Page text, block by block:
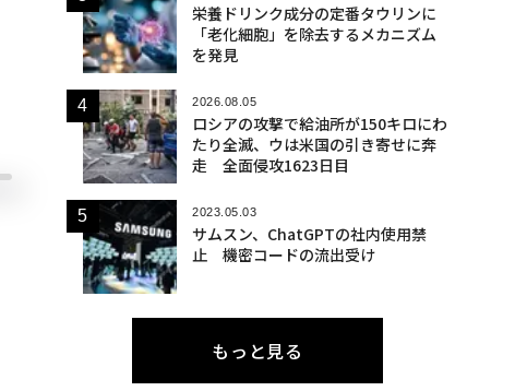
栄養ドリンク成分の定番タウリンに
「老化細胞」を除去するメカニズム
を発見
2026.08.05
ロシアの攻撃で給油所が150キロにわ
たり全滅、ウは米国の引き寄せに奔
走 全面侵攻1623日目
2023.05.03
サムスン、ChatGPTの社内使用禁
止 機密コードの流出受け
もっと見る